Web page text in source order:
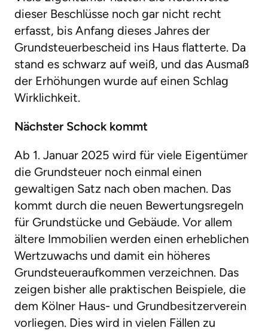
dieser Beschlüsse noch gar nicht recht
erfasst, bis Anfang dieses Jahres der
Grundsteuerbescheid ins Haus flatterte. Da
stand es schwarz auf weiß, und das Ausmaß
der Erhöhungen wurde auf einen Schlag
Wirklichkeit.
Nächster Schock kommt
Ab 1. Januar 2025 wird für viele Eigentümer
die Grundsteuer noch einmal einen
gewaltigen Satz nach oben machen. Das
kommt durch die neuen Bewertungsregeln
für Grundstücke und Gebäude. Vor allem
ältere Immobilien werden einen erheblichen
Wertzuwachs und damit ein höheres
Grundsteueraufkommen verzeichnen. Das
zeigen bisher alle praktischen Beispiele, die
dem Kölner Haus- und Grundbesitzerverein
vorliegen. Dies wird in vielen Fällen zu